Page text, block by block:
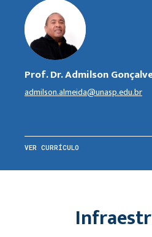
Prof. Dr. Admilson
admilson.almeida@unasp.edu.br
VER CURRÍCULO